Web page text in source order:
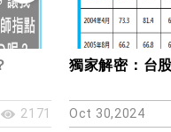
2171
獨家解密：台
Oct 30,2024